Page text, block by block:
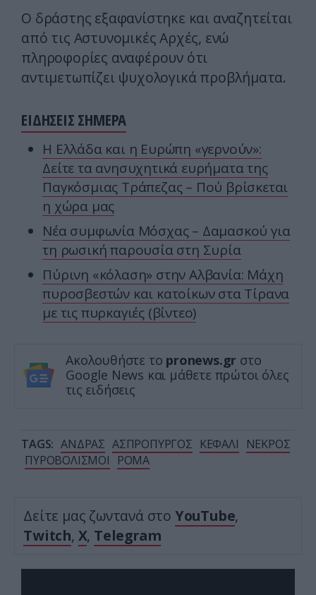
Ο δράστης εξαφανίστηκε και αναζητείται
από τις Αστυνομικές Αρχές, ενώ
πληροφορίες αναφέρουν ότι
αντιμετωπίζει ψυχολογικά προβλήματα.
ΕΙΔΗΣΕΙΣ ΣΗΜΕΡΑ
Η Ελλάδα και η Ευρώπη «γερνούν»:
Δείτε τα ανησυχητικά ευρήματα της
Παγκόσμιας Τράπεζας – Πού βρίσκεται
η χώρα μας
Νέα συμφωνία Μόσχας – Δαμασκού για
τη ρωσική παρουσία στη Συρία
Πύρινη «κόλαση» στην Αλβανία: Μάχη
πυροσβεστών και κατοίκων στα Τίρανα
με τις πυρκαγιές (βίντεο)
Ακολουθήστε το pronews.gr στο
Google News και μάθετε πρώτοι όλες
τις ειδήσεις
TAGS: ΑΝΔΡΑΣ ΑΣΠΡΟΠΥΡΓΟΣ ΚΕΦΑΛΙ
ΝΕΚΡΟΣ
ΠΥΡΟΒΟΛΙΣΜΟΙ
ΡΟΜΑ
Δείτε μας ζωντανά στο YouTube,
Twitch, X, Telegram